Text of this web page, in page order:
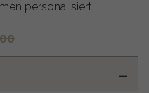
personalisiert.